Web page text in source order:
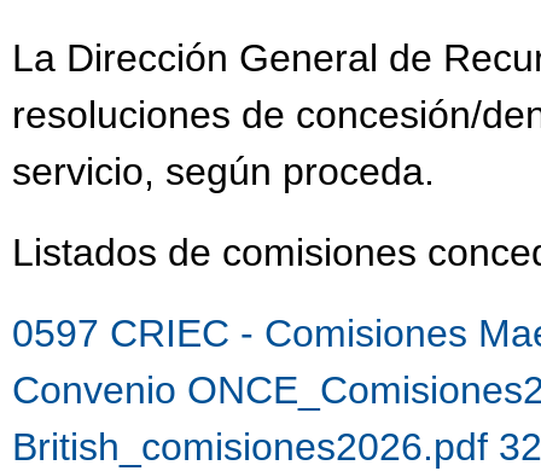
La Dirección General de
resoluciones de concesión/
servicio, según proceda.
Listados de comisiones
0597 CRIEC - Comisiones
Convenio
British_comisiones2026.pdf